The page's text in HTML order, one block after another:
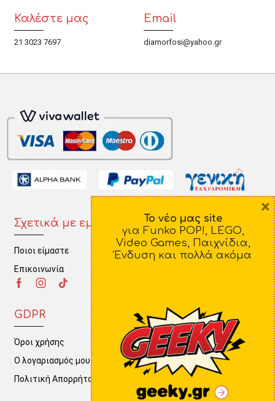
Καλέστε μας
21 3023 7697
Email
diamorfosi@yahoo.gr
Σχετικά με εμάς
Ποιοι είμαστε
Επικοινωνία
Πληροφορίες
Τρόποι Πληρωμής
GDPR
Όροι χρήσης
Ο λογαριασμός μου
Πολιτική Απορρήτου
Το νέο μας site
για Funko POP!, LEGO,
Video Games, Παιχνίδια,
Ένδυση και πολλά ακόμα
×